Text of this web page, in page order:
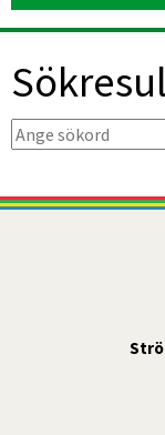
Sök. Sökförslagen